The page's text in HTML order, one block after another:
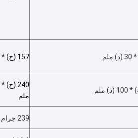
بالموجات فوق الصوتية
157 (ح) * 70 (ث) * 30 (د) ملم
ملم
239 جرام